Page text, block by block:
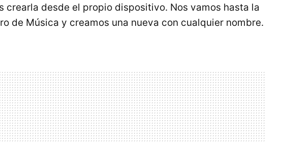
crearla desde el propio dispositivo. Nos vamos hasta la
de Música y creamos una nueva con cualquier nombre.